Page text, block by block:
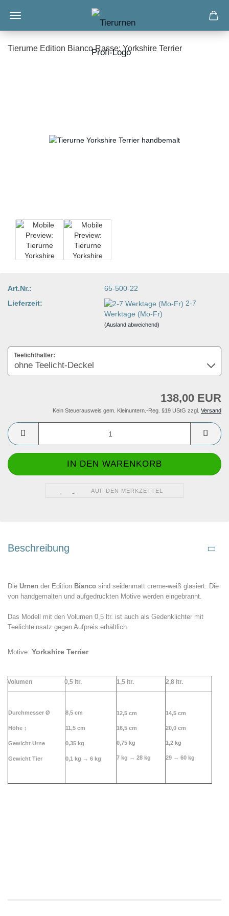
Tierurne Edition Bianco Rasse: Yorkshire Terrier
Art.Nr.:
65-500-22
Lieferzeit:
2-7
Werktage (Mo-Fr)
(Ausland abweichend)
Teelichthalter:
138,00 EUR
Kein Steuerausweis gem. Kleinuntern.-Reg. §19 UStG zzgl. Versand
AUF DEN MERKZETTEL
Beschreibung
Die Urnen der Edition Bianco sind seidenmatt creme-weiß glasiert. Die
von handgemalten und aufgedruckten Motive werden eingebrannt.
Das Modell mit den Volumen 0,5 ltr. ist auch als Gedenklichter mit
Teelichteinsatz gegen Aufpreis erhältlich.
Motive: Yorkshire Terrier
Volumen 0,5 ltr. 1,5 ltr. 2,8 ltr.
Durchmesser Ø
Höhe ↕
Gewicht Urne
Gewicht Tier
8,5 cm
11,5 cm
0,35 kg
0,1 kg → 6 kg
12,5 cm
16,5 cm
0,75 kg
7 kg → 28 kg
14,5 cm
20,0 cm
1,2 kg
29 → 60 kg